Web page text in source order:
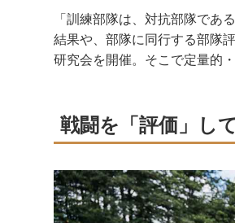
「訓練部隊は、対抗部隊であ
結果や、部隊に同行する部隊
研究会を開催。そこで定量的
戦闘を「評価」し